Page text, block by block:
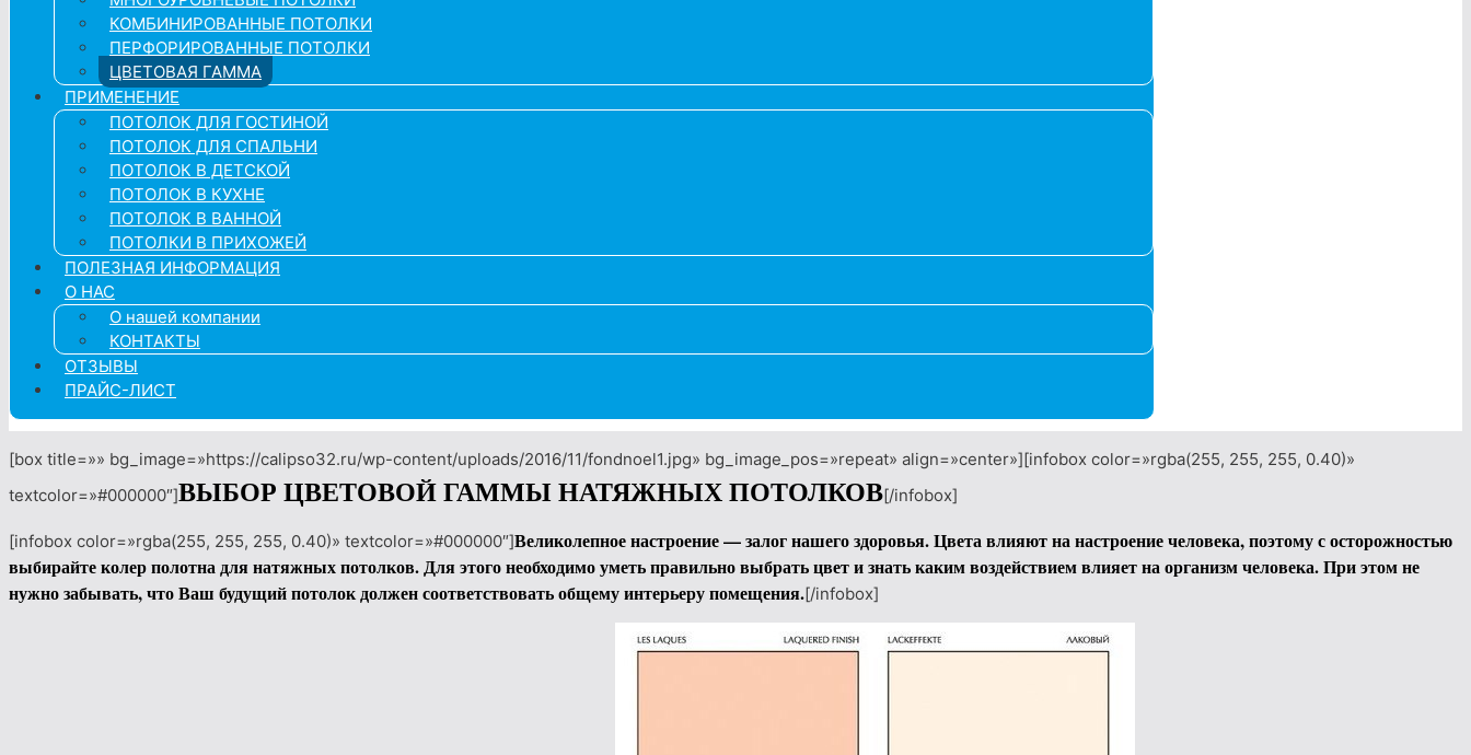
КОМБИНИРОВАННЫЕ ПОТОЛКИ
ПЕРФОРИРОВАННЫЕ ПОТОЛКИ
ЦВЕТОВАЯ ГАММА
ПРИМЕНЕНИЕ
ПОТОЛОК ДЛЯ ГОСТИНОЙ
ПОТОЛОК ДЛЯ СПАЛЬНИ
ПОТОЛОК В ДЕТСКОЙ
ПОТОЛОК В КУХНЕ
ПОТОЛОК В ВАННОЙ
ПОТОЛКИ В ПРИХОЖЕЙ
ПОЛЕЗНАЯ ИНФОРМАЦИЯ
О НАС
О нашей компании
КОНТАКТЫ
ОТЗЫВЫ
ПРАЙС-ЛИСТ
[box title=»» bg_image=»https://calipso32.ru/wp-content/uploads/2016/11/fondnoel1.jpg» bg_image_pos=»repeat» align=»center»][infobox color=»rgba(255, 255, 255, 0.40)»
textcolor=»#000000″]ВЫБОР ЦВЕТОВОЙ ГАММЫ НАТЯЖНЫХ ПОТОЛКОВ[/infobox]
[infobox color=»rgba(255, 255, 255, 0.40)» textcolor=»#000000″]Великолепное настроение — залог нашего здоровья. Цвета влияют на настроение человека, поэтому с осторожностью
выбирайте колер полотна для натяжных потолков. Для этого необходимо уметь правильно выбрать цвет и знать каким воздействием влияет на организм человека. При этом не
нужно забывать, что Ваш будущий потолок должен соответствовать общему интерьеру помещения.[/infobox]